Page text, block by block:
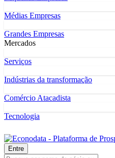
Médias Empresas
Grandes Empresas
Mercados
Serviços
Indústrias da transformação
Comércio Atacadista
Tecnologia
Entre